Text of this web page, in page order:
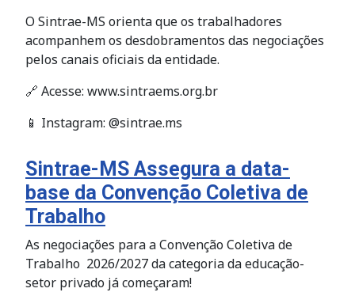
O Sintrae-MS orienta que os trabalhadores
acompanhem os desdobramentos das negociações
pelos canais oficiais da entidade.
🔗 Acesse: www.sintraems.org.br
📱 Instagram: @sintrae.ms
Sintrae-MS Assegura a data-
base da Convenção Coletiva de
Trabalho
As negociações para a Convenção Coletiva de
Trabalho 2026/2027 da categoria da educação-
setor privado já começaram!